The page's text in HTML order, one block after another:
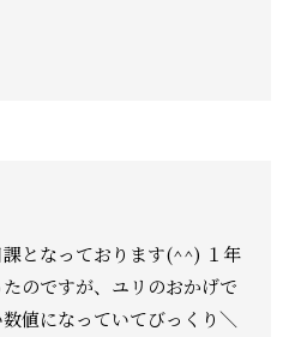
となっております(^^) １年
のですが、ユリのおかげで
値になっていてびっくり＼